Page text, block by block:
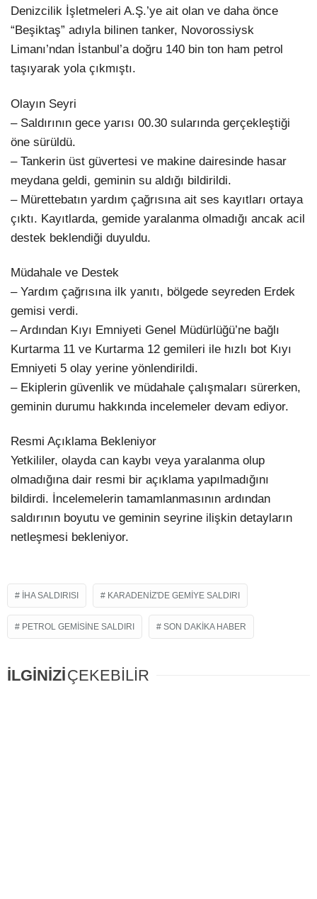
Denizcilik İşletmeleri A.Ş.’ye ait olan ve daha önce
“Beşiktaş” adıyla bilinen tanker, Novorossiysk
Limanı’ndan İstanbul’a doğru 140 bin ton ham petrol
taşıyarak yola çıkmıştı.
Olayın Seyri
– Saldırının gece yarısı 00.30 sularında gerçekleştiği
öne sürüldü.
– Tankerin üst güvertesi ve makine dairesinde hasar
meydana geldi, geminin su aldığı bildirildi.
– Mürettebatın yardım çağrısına ait ses kayıtları ortaya
çıktı. Kayıtlarda, gemide yaralanma olmadığı ancak acil
destek beklendiği duyuldu.
Müdahale ve Destek
– Yardım çağrısına ilk yanıtı, bölgede seyreden Erdek
gemisi verdi.
– Ardından Kıyı Emniyeti Genel Müdürlüğü’ne bağlı
Kurtarma 11 ve Kurtarma 12 gemileri ile hızlı bot Kıyı
Emniyeti 5 olay yerine yönlendirildi.
– Ekiplerin güvenlik ve müdahale çalışmaları sürerken,
geminin durumu hakkında incelemeler devam ediyor.
Resmi Açıklama Bekleniyor
Yetkililer, olayda can kaybı veya yaralanma olup
olmadığına dair resmi bir açıklama yapılmadığını
bildirdi. İncelemelerin tamamlanmasının ardından
saldırının boyutu ve geminin seyrine ilişkin detayların
netleşmesi bekleniyor.
İHA SALDIRISI KARADENIZ'DE GEMIYE SALDIRI
PETROL GEMISINE SALDIRI SON DAKIKA HABER
İLGİNİZİÇEKEBİLİR